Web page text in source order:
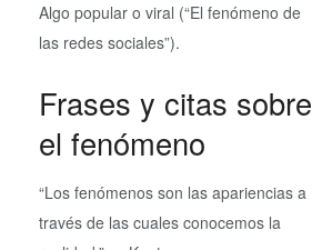
Algo popular o viral (“El fenómeno de
las redes sociales”).
Frases y citas sobre
el fenómeno
“Los fenómenos son las apariencias a
través de las cuales conocemos la